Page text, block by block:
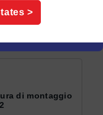
di montaggio
>